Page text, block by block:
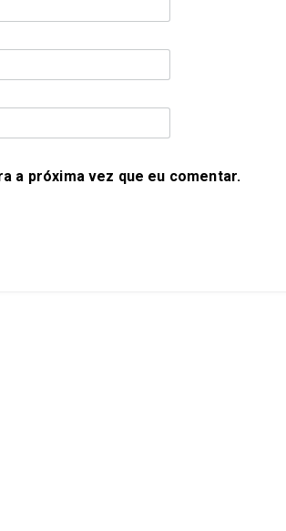
a próxima vez que eu comentar.